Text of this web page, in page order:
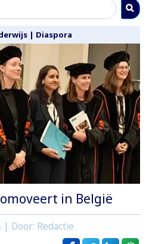
| Diaspora
in België
Door: Redactie